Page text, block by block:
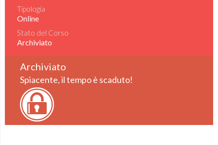
Tipologia
Online
Stato del Corso
Archiviato
Archiviato
Spiacente, il tempo è scaduto!